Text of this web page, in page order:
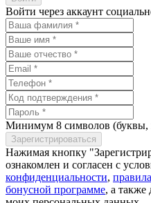
Войти через аккаунт
Минимум 8 символов (буквы,
Нажимая кнопку
ознакомлен и согласен с
конфиденциальности,
бонусной программе, а также